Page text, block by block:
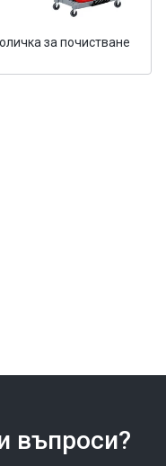
за почистване
въпроси?